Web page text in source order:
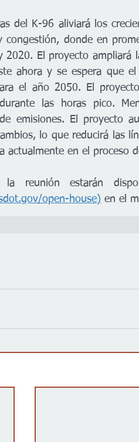
del K-96 aliviará los
donde en
2020. El proyecto ampliará
ahora y se espera que
el año 2050. El
las horas pico.
emisiones. El proyecto
lo que reducirá las
actualmente en el proceso
open-house) en el